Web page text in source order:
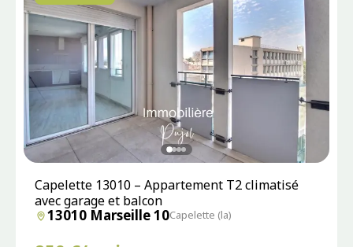
Capelette 13010 – Appartement T2 climatisé
avec garage et balcon
13010 Marseille 10Capelette (la)